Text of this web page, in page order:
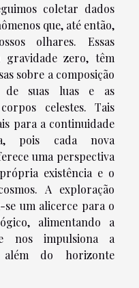
coletar dados
que, até então,
olhares. Essas
gravidade zero, têm
sobre a composição
de suas luas e as
celestes. Tais
para a continuidade
pois cada nova
uma perspectiva
existência e o
A exploração
se um alicerce para o
alimentando a
nos impulsiona a
do horizonte